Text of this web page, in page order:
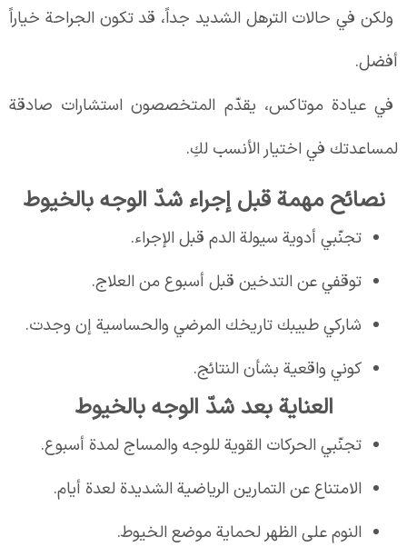
ولكن في حالات الترهل الشديد جداً، قد تكون الجراحة خياراً
أفضل.
في عيادة موتاكس، يقدّم المتخصصون استشارات صادقة
لمساعدتك في اختيار الأنسب لكِ.
نصائح مهمة قبل إجراء شدّ الوجه بالخيوط
تجنّبي أدوية سيولة الدم قبل الإجراء.
توقفي عن التدخين قبل أسبوع من العلاج.
شاركي طبيبك تاريخك المرضي والحساسية إن وجدت.
كوني واقعية بشأن النتائج.
العناية بعد شدّ الوجه بالخيوط
تجنّبي الحركات القوية للوجه والمساج لمدة أسبوع.
الامتناع عن التمارين الرياضية الشديدة لعدة أيام.
النوم على الظهر لحماية موضع الخيوط.